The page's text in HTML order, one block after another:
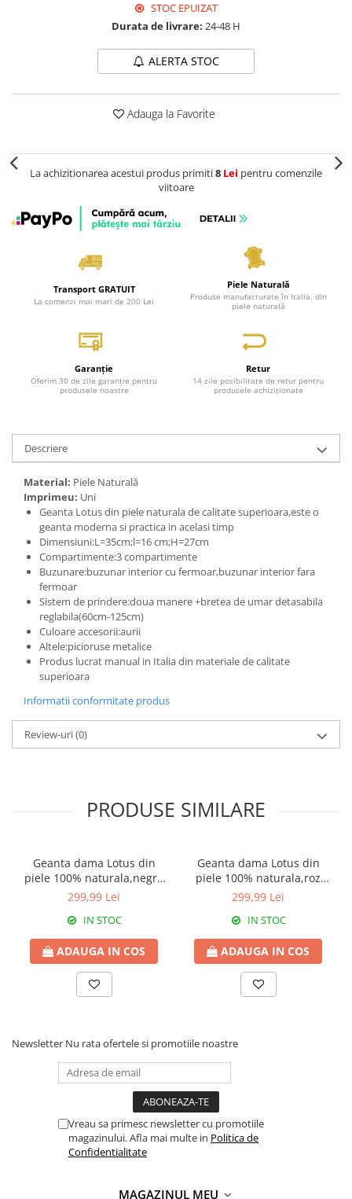
STOC EPUIZAT
Durata de livrare: 24-48 H
ALERTA STOC
Adauga la Favorite
La achizitionarea acestui produs primiti8 Lei pentru comenzile
viitoare
Transport GRATUIT
La comenzi mai mari de 200 Lei
Piele Naturală
Produse manufacturate în Italia, din
piele naturală
Garanție
Oferim 30 de zile garanție pentru
produsele noastre
Retur
14 zile posibilitate de retur pentru
produsele achiziționate
Descriere
Material: Piele Naturală
Imprimeu: Uni
Geanta Lotus din piele naturala de calitate superioara,este o
geanta moderna si practica in acelasi timp
Dimensiuni:L=35cm;l=16 cm;H=27cm
Compartimente:3 compartimente
Buzunare:buzunar interior cu fermoar,buzunar interior fara
fermoar
Sistem de prindere:doua manere +bretea de umar detasabila
reglabila(60cm-125cm)
Culoare accesorii:aurii
Altele:picioruse metalice
Produs lucrat manual in Italia din materiale de calitate
superioara
Informatii conformitate produs
Review-uri(0)
PRODUSE SIMILARE
Geanta dama Lotus din
piele 100% naturala,negru
8233
299,99 Lei
IN STOC
ADAUGA IN COS
Geanta dama Lotus din
piele 100% naturala,roz
prafuit 8233
299,99 Lei
IN STOC
ADAUGA IN COS
Newsletter Nu rata ofertele si promotiile noastre
Vreau sa primesc newsletter cu promotiile
magazinului. Afla mai multe in Politica de
Confidentialitate
MAGAZINUL MEU